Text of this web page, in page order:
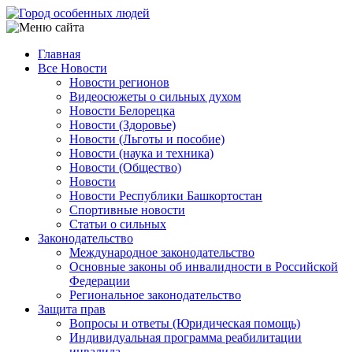
Перейти
к
содержанию
Main
navigation
Главная
Все Новости
Новости регионов
Видеосюжеты о сильных духом
Новости Белорецка
Новости (Здоровье)
Новости (Льготы и пособие)
Новости (наука и техника)
Новости (Общество)
Новости
Новости Республики Башкортостан
Спортивные новости
Статьи о сильных
Законодательство
Международное законодательство
Основные законы об инвалидности в Российской
Федерации
Региональное законодательство
Защита прав
Вопросы и ответы (Юридическая помощь)
Индивидуальная программа реабилитации